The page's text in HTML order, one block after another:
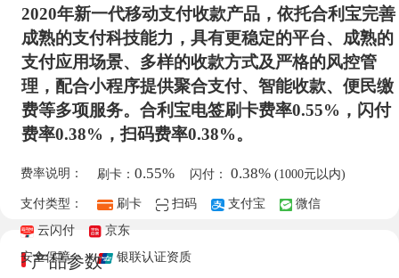
2020年新一代移动支付收款产品，依托合利宝完善
成熟的支付科技能力，具有更稳定的平台、成熟的
支付应用场景、多样的收款方式及严格的风控管
理，配合小程序提供聚合支付、智能收款、便民缴
费等多项服务。合利宝电签刷卡费率0.55%，闪付
费率0.38%，扫码费率0.38%。
费率说明： 刷卡：0.55% 闪付： 0.38%(1000元以内)
支付类型： 刷卡 扫码 支付宝
微信
云闪付
京东
安全保障：
银联认证资质
产品参数